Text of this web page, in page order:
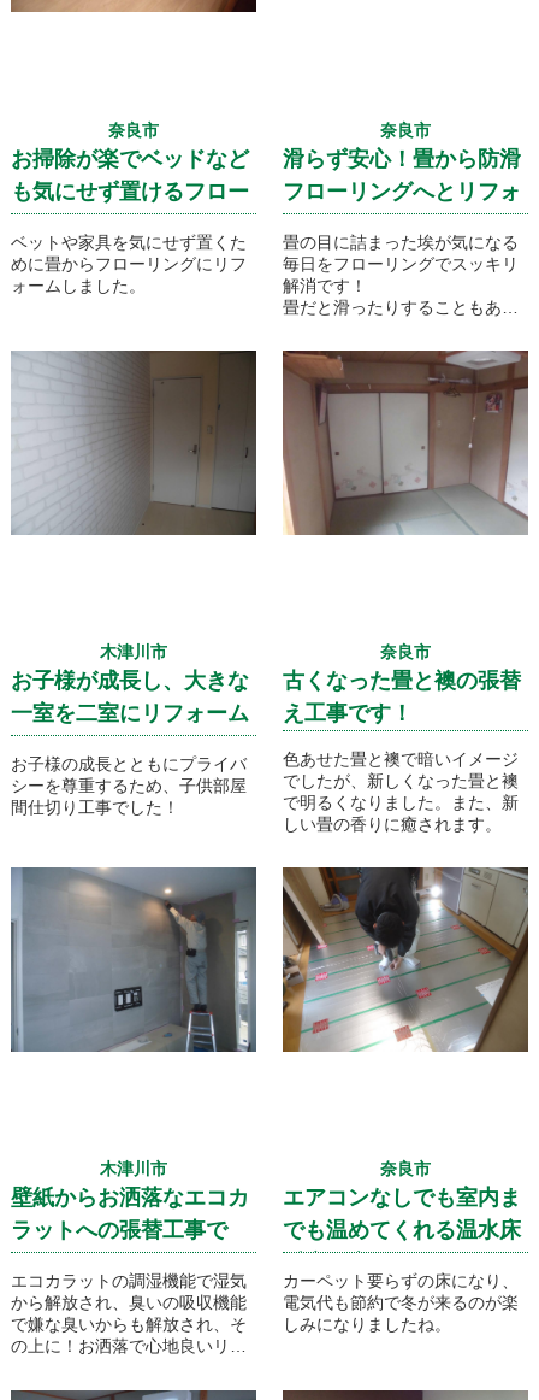
奈良市
お掃除が楽でベッドなど
も気にせず置けるフロー
す！
ベットや家具を気にせず置くた
めに畳からフローリングにリフ
ォームしました。
奈良市
滑らず安心！畳から防滑
フローリングへとリフォ
畳の目に詰まった埃が気になる
毎日をフローリングでスッキリ
解消です！
畳だと滑ったりすることもあり
滑り止め効果もアップしまし
た。
木津川市
お子様が成長し、大きな
一室を二室にリフォーム
お子様の成長とともにプライバ
シーを尊重するため、子供部屋
間仕切り工事でした！
奈良市
古くなった畳と襖の張替
え工事です！
色あせた畳と襖で暗いイメージ
でしたが、新しくなった畳と襖
で明るくなりました。また、新
しい畳の香りに癒されます。
木津川市
壁紙からお洒落なエコカ
ラットへの張替工事で
エコカラットの調湿機能で湿気
から解放され、臭いの吸収機能
で嫌な臭いからも解放され、そ
の上に！お洒落で心地良いリビ
奈良市
エアコンなしでも室内ま
でも温めてくれる温水床
カーペット要らずの床になり、
電気代も節約で冬が来るのが楽
しみになりましたね。